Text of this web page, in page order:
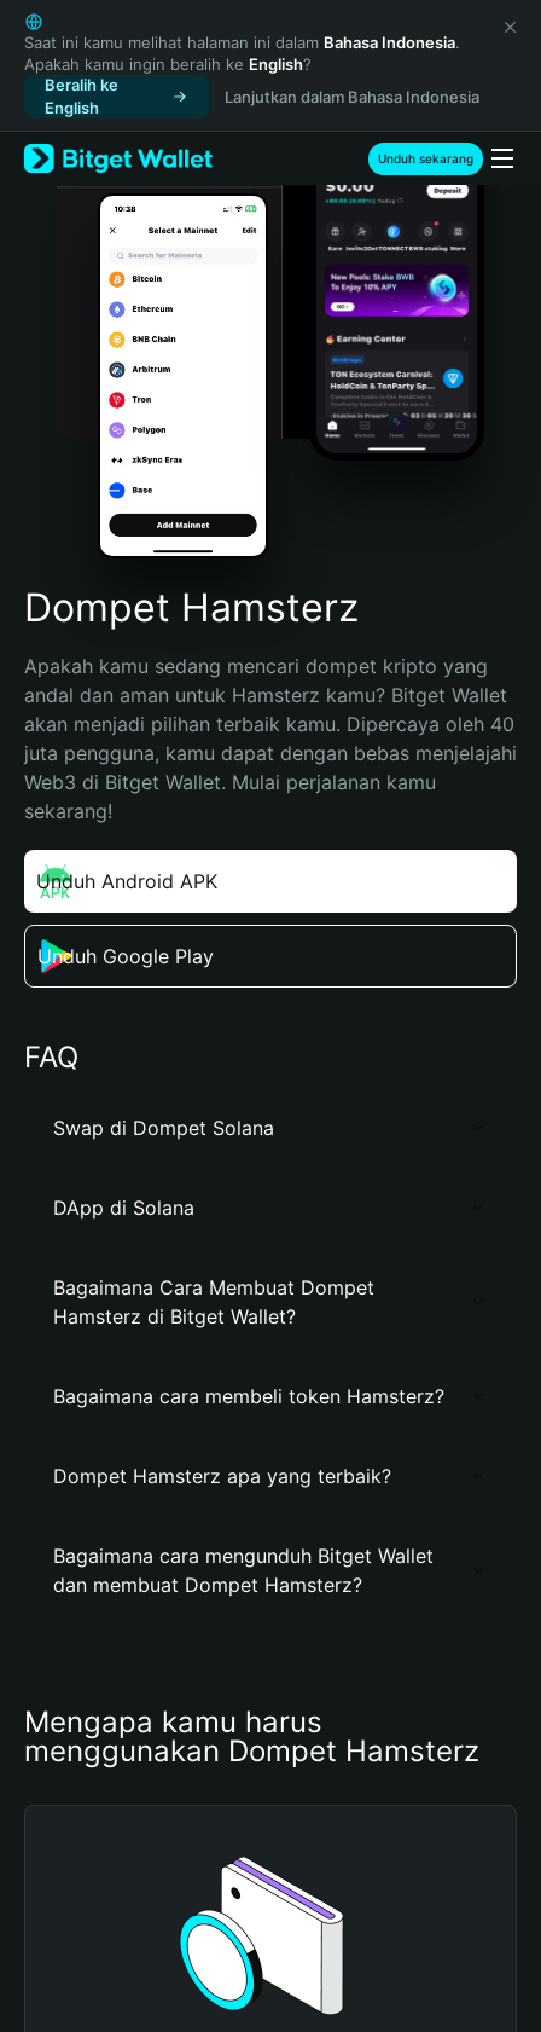
English
日本語
Tiếng Việt
Русский
Español (Latinoamérica)
Türkçe
Italiano
Português (Portugal)
Bahasa Indonesia
Português (Brasil)
Español (Argentina)
Saat ini kamu melihat halaman ini dalam Bahasa Indonesia.
Apakah kamu ingin beralih ke English?
Beralih ke
English
Lanjutkan dalam Bahasa Indonesia
Unduh sekarang
Dompet Hamsterz
Apakah kamu sedang mencari dompet kripto yang
andal dan aman untuk Hamsterz kamu? Bitget Wallet
akan menjadi pilihan terbaik kamu. Dipercaya oleh 40
juta pengguna, kamu dapat dengan bebas menjelajahi
Web3 di Bitget Wallet. Mulai perjalanan kamu
sekarang!
Unduh Android APK
Unduh Google Play
FAQ
Swap di Dompet Solana
DApp di Solana
Bagaimana Cara Membuat Dompet
Hamsterz di Bitget Wallet?
Bagaimana cara membeli token Hamsterz?
Dompet Hamsterz apa yang terbaik?
Bagaimana cara mengunduh Bitget Wallet
dan membuat Dompet Hamsterz?
Mengapa kamu harus
menggunakan Dompet Hamsterz